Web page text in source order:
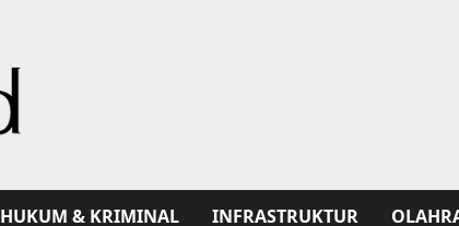
HUKUM & KRIMINAL INFRASTRUKTUR